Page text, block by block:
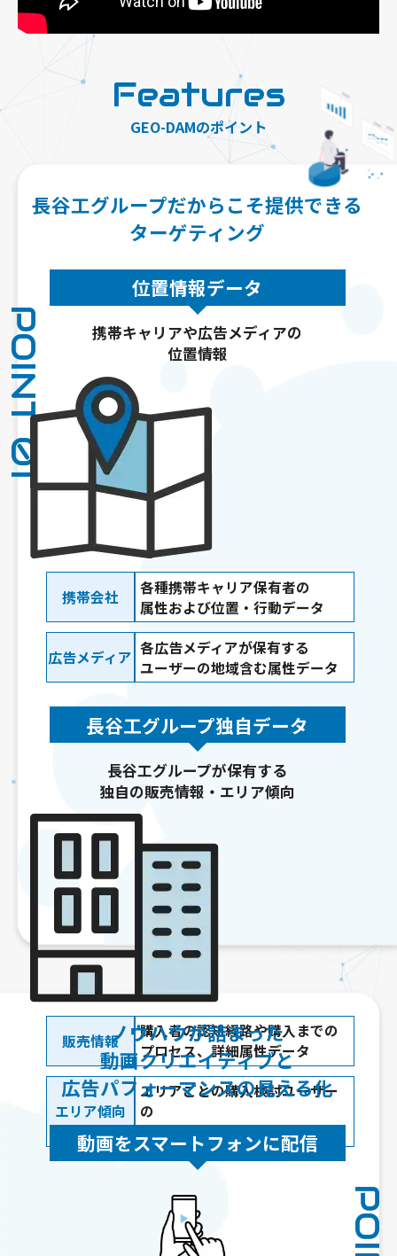
Features
GEO-DAMのポイント
POINT 01
長谷工グループだからこそ提供できる
ターゲティング
位置情報データ
携帯キャリアや広告メディアの
位置情報
携帯会社
各種携帯キャリア保有者の
属性および位置・行動データ
広告メディア 各広告メディアが保有する
ユーザーの地域含む属性データ
長谷工グループ独自データ
長谷工グループが保有する
独自の販売情報・エリア傾向
販売情報
購入者の認知経路や購入までの
プロセス、詳細属性データ
エリア傾向
エリアごとの購入検討ユーザー
の
属性および行動データ
ノウハウが詰まった
動画クリエイティブと
広告パフォーマンスの見える化
動画をスマートフォンに配信